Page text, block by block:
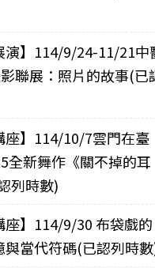
演】114/9/24-11/21中
聯展：照片的故事(已
座】114/10/7雲門在臺
全新舞作《關不掉的耳
列時數)
座】114/9/30 布袋戲的
與當代符碼(已認列時